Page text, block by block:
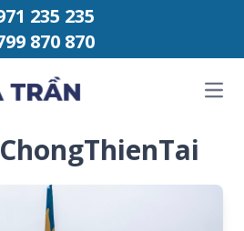
235 235
870 870